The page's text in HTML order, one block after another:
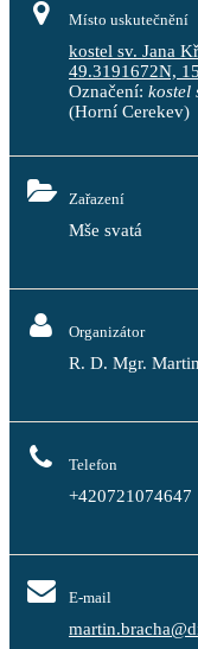
Místo uskutečnění
kostel sv. Jana
49.3191672N,
Označení: kostel
(Horní Cerekev)
Zařazení
Mše svatá
Organizátor
R. D. Mgr.
Telefon
+420721074647
E-mail